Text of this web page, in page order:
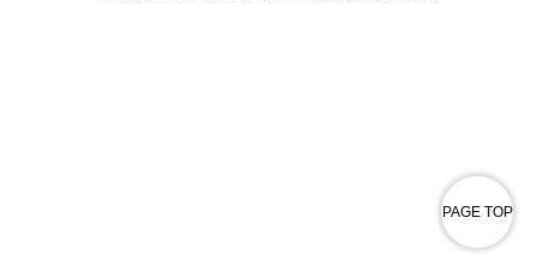
PAGE TOP